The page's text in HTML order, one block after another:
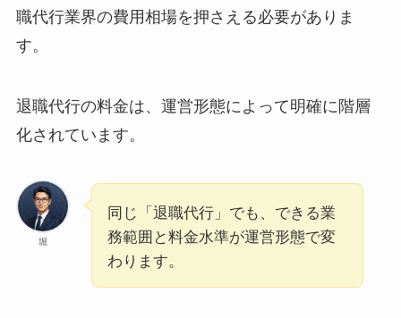
職代行業界の費用相場を押さえる必要がありま
す。
退職代行の料金は、運営形態によって明確に階層
化されています。
堀
同じ「退職代行」でも、できる業
務範囲と料金水準が運営形態で変
わります。